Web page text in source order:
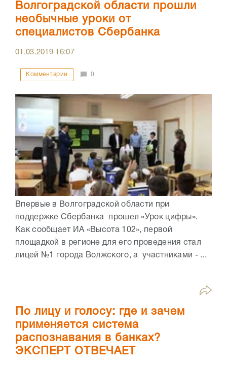
Волгоградской области прошли
необычные уроки от
специалистов Сбербанка
01.03.2019 16:07
Комментарии 0
Впервые в Волгоградской области при
поддержке Сбербанка прошел «Урок цифры».
Как сообщает ИА «Высота 102», первой
площадкой в регионе для его проведения стал
лицей №1 города Волжского, а участниками - ...
По лицу и голосу: где и зачем
применяется система
распознавания в банках?
ЭКСПЕРТ ОТВЕЧАЕТ